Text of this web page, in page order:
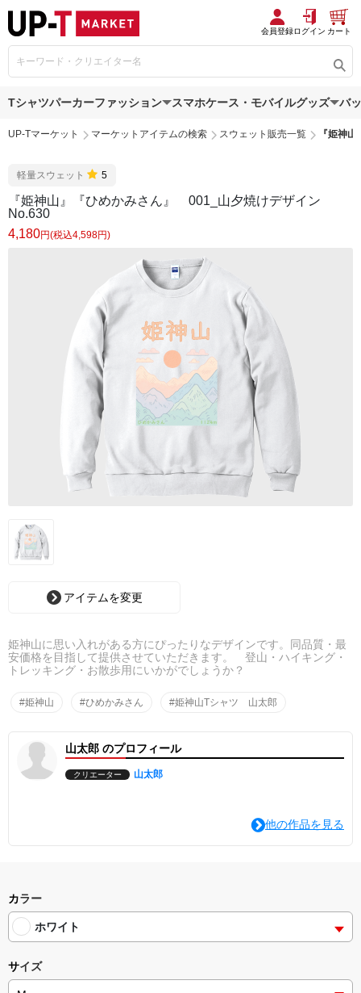
会員登録ログイン カート
Tシャツパーカーファッション スマホケース・モバイルグッズ バ
UP-Tマーケット マーケットアイテムの検索 スウェット販売一覧 『姫神
軽量スウェット 5
『姫神山』『ひめかみさん』 001_山夕焼けデザイン
No.630
4,180円(税込4,598円)
アイテムを変更
姫神山に思い入れがある方にぴったりなデザインです。同品質・最
安価格を目指して提供させていただきます。 登山・ハイキング・
トレッキング・お散歩用にいかがでしょうか？
#姫神山 #ひめかみさん #姫神山Tシャツ 山太郎
山太郎 のプロフィール
クリエーター 山太郎
他の作品を見る
カラー
ホワイト
サイズ